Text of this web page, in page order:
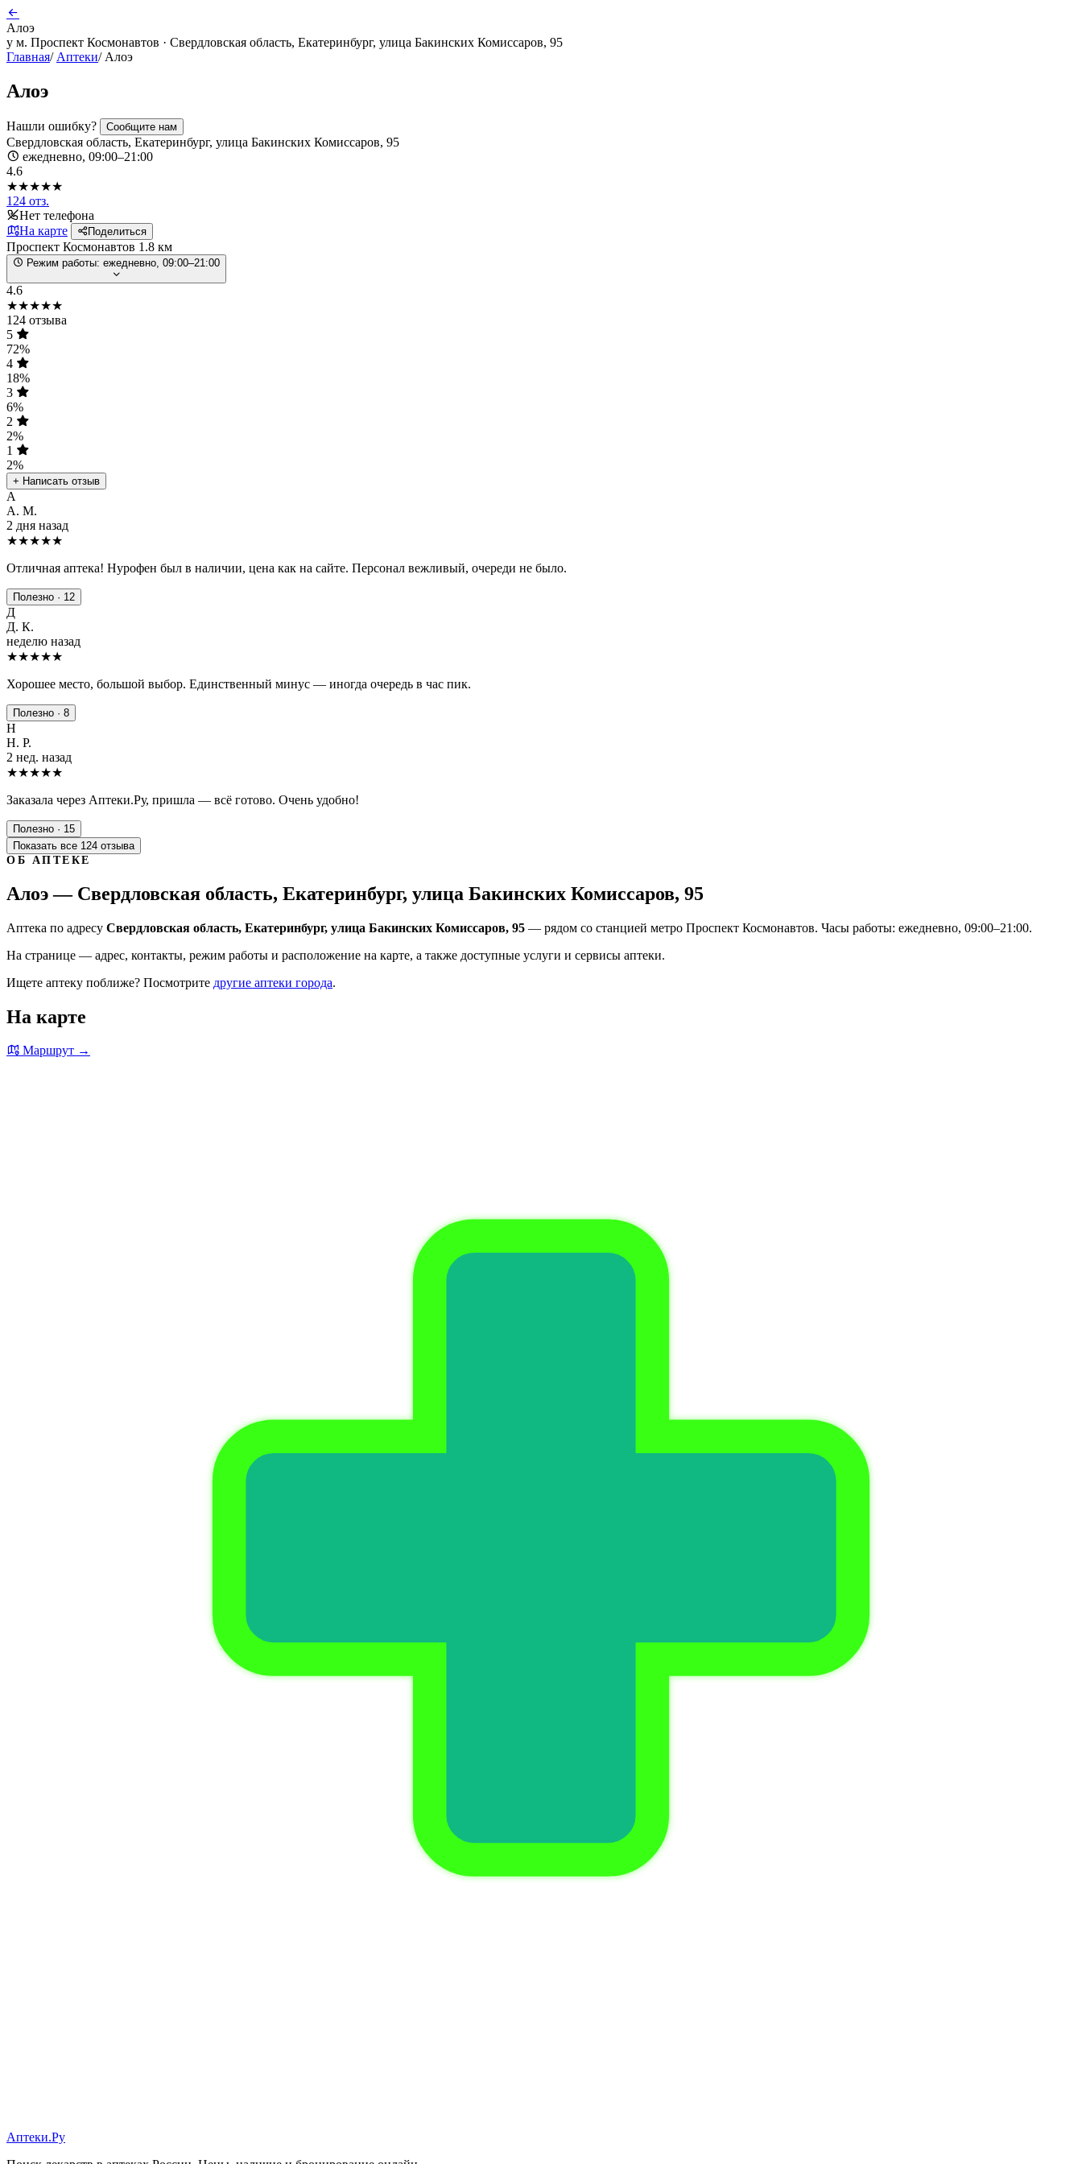
Алоэ
у м. Проспект Космонавтов · Свердловская область, Екатеринбург, улица Бакинских Комиссаров, 95
Главная/ Аптеки/ Алоэ
Алоэ
Нашли ошибку? Сообщите нам
Свердловская область, Екатеринбург, улица Бакинских Комиссаров, 95
ежедневно, 09:00–21:00
4.6
★★★★★
124 отз.
Нет телефона
На карте
Поделиться
Проспект Космонавтов 1.8 км
Режим работы: ежедневно, 09:00–21:00
4.6
★★★★★
124 отзыва
5
72%
4
18%
3
6%
2
2%
1
2%
+ Написать отзыв
А
А. М.
2 дня назад
★★★★★
Отличная аптека! Нурофен был в наличии, цена как на сайте. Персонал вежливый, очереди не было.
Полезно · 12
Д
Д. К.
неделю назад
★★★★★
Хорошее место, большой выбор. Единственный минус — иногда очередь в час пик.
Полезно · 8
Н
Н. Р.
2 нед. назад
★★★★★
Заказала через Аптеки.Ру, пришла — всё готово. Очень удобно!
Полезно · 15
Показать все 124 отзыва
ОБ АПТЕКЕ
Алоэ — Свердловская область, Екатеринбург, улица Бакинских Комиссаров, 95
Аптека по адресу Свердловская область, Екатеринбург, улица Бакинских Комиссаров, 95 — рядом со станцией метро Проспект Космонавтов. Часы работы: ежедневно, 09:00–21:00.
На странице — адрес, контакты, режим работы и расположение на карте, а также доступные услуги и сервисы аптеки.
Ищете аптеку поближе? Посмотрите другие аптеки города.
На карте
Маршрут →
Аптеки.Ру